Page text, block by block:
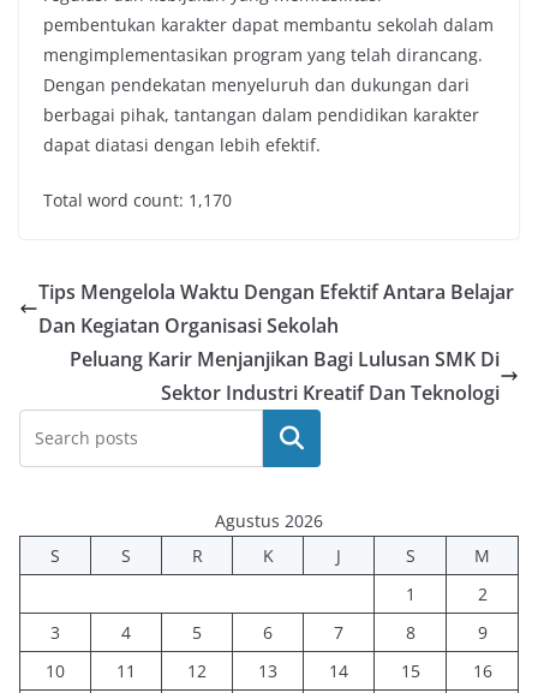
pembentukan karakter dapat membantu sekolah dalam
mengimplementasikan program yang telah dirancang.
Dengan pendekatan menyeluruh dan dukungan dari
berbagai pihak, tantangan dalam pendidikan karakter
dapat diatasi dengan lebih efektif.
Total word count: 1,170
Tips Mengelola Waktu Dengan Efektif Antara Belajar
Dan Kegiatan Organisasi Sekolah
Peluang Karir Menjanjikan Bagi Lulusan SMK Di
Sektor Industri Kreatif Dan Teknologi
Cari
Agustus 2026
S
S R K J S
M
1
2
3
4 5 6 7 8
9
10
11 12 13 14 15
16